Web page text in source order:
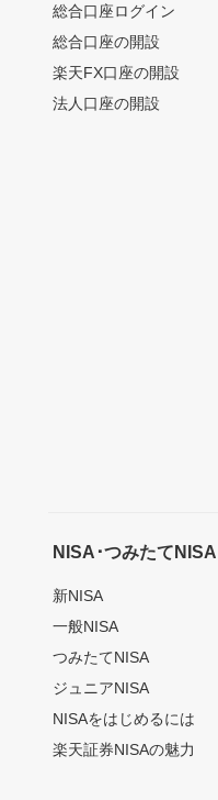
総合口座ログイン
総合口座の開設
楽天FX口座の開設
法人口座の開設
NISA･つみたてNISA
新NISA
一般NISA
つみたてNISA
ジュニアNISA
NISAをはじめるには
楽天証券NISAの魅力